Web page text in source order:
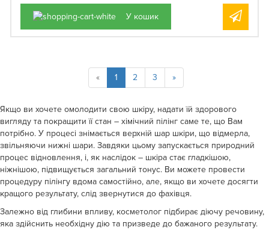
У кошик
« 1 2 3 »
Якщо ви хочете омолодити свою шкіру, надати їй здорового
вигляду та покращити її стан – хімічний пілінг саме те, що Вам
потрібно. У процесі знімається верхній шар шкіри, що відмерла,
звільняючи нижні шари. Завдяки цьому запускається природний
процес відновлення, і, як наслідок – шкіра стає гладкішою,
ніжнішою, підвищується загальний тонус. Ви можете провести
процедуру пілінгу вдома самостійно, але, якщо ви хочете досягти
кращого результату, слід звернутися до фахівця.
Залежно від глибини впливу, косметолог підбирає діючу речовину,
яка здійснить необхідну дію та призведе до бажаного результату.